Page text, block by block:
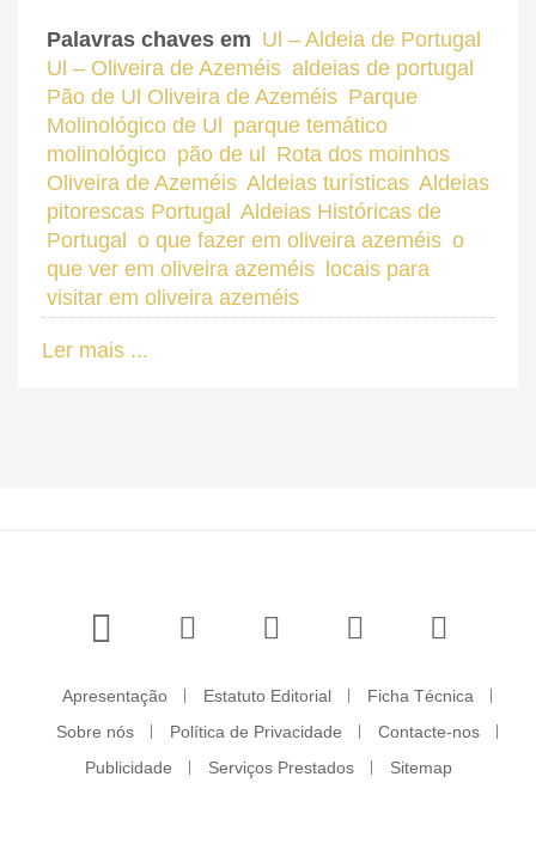
Palavras chaves em Ul – Aldeia de Portugal
Ul – Oliveira de Azeméis aldeias de portugal
Pão de Ul Oliveira de Azeméis Parque
Molinológico de Ul
parque temático
molinológico pão de ul
Rota dos moinhos
Oliveira de Azeméis Aldeias turísticas Aldeias
pitorescas Portugal Aldeias Históricas de
Portugal
o que fazer em oliveira azeméis o
que ver em oliveira azeméis
locais para
visitar em oliveira azeméis
Ler mais ...
Apresentação Estatuto Editorial
Ficha Técnica
Sobre nós
Política de Privacidade
Contacte-nos
Publicidade
Serviços Prestados Sitemap